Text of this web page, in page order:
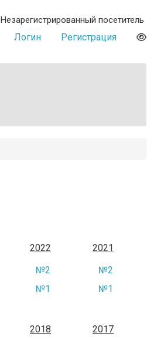
Незарегистрированный посетитель
Логин Регистрация
2022
№2
№1
2021
№2
№1
2018
2017